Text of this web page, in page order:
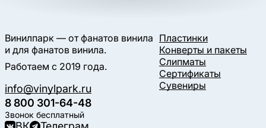
Винилпарк — от фанатов винила
и для фанатов винила.
Работаем с 2019 года.
info@vinylpark.ru
8 800 301-64-48
Звонок бесплатный
Пластинки
Конверты и пакеты
Слипматы
Сертификаты
Сувениры